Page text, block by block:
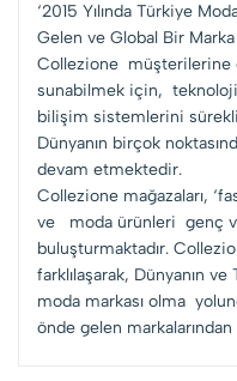
‘2015 Yılında Türkiye
Gelen ve Global Bir
Collezione müşterilerine
sunabilmek için, teknolojik
bilişim sistemlerini
Dünyanın birçok
devam etmektedir.
Collezione mağazaları,
ve moda ürünleri genç
buluşturmaktadır.
farklılaşarak, Dünyanın
moda markası olma
önde gelen